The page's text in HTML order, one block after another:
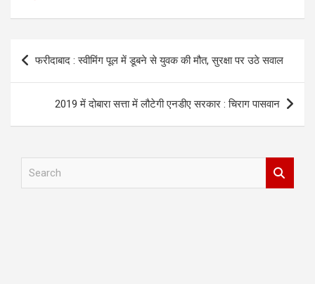
Post
navigation
फरीदाबाद : स्वीमिंग पूल में डूबने से युवक की मौत, सुरक्षा पर उठे सवाल
2019 में दोबारा सत्ता में लौटेगी एनडीए सरकार : चिराग पासवान